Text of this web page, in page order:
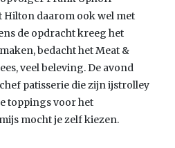
Hilton daarom ook wel met
de opdracht kreeg het
bedacht het Meat &
veel beleving. De avond
patisserie die zijn ijstrolley
toppings voor het
mocht je zelf kiezen.